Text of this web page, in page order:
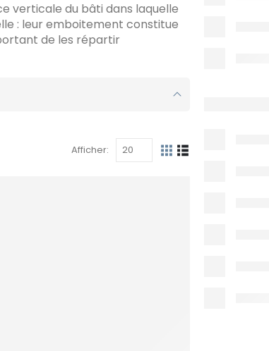
verticale du bâti dans laquelle
: leur emboitement constitue
de les répartir
Afficher: